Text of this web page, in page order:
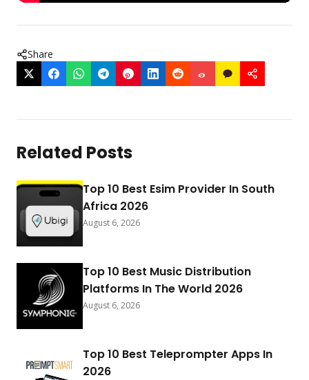
Share
Related Posts
Top 10 Best Esim Provider In South
Africa 2026
August 6, 2026
Top 10 Best Music Distribution
Platforms In The World 2026
August 6, 2026
Top 10 Best Teleprompter Apps In
2026